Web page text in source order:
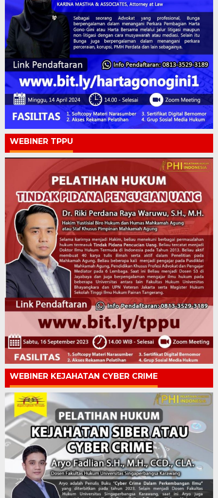
WEBINER TPPU
WEBINER KEJAHATAN CYBER CRIME